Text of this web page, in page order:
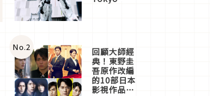
體驗
No.2 回顧大師經
典！東野圭
吾原作改編
的10部日本
影視作品推